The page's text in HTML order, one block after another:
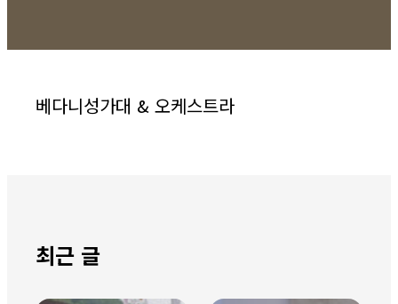
베다니성가대 & 오케스트라
최근 글